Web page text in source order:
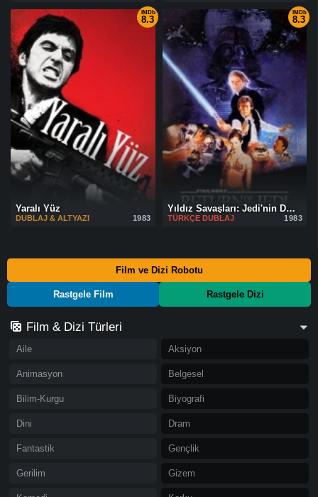
IMDb
8.3
Yaralı Yüz
1983
DUBLAJ & ALTYAZI
IMDb
8.3
Yıldız Savaşları: Jedi'nin Dönüşü
1983
TÜRKÇE DUBLAJ
Film ve Dizi Robotu
Rastgele Film Rastgele Dizi
Film & Dizi Türleri
Aile Aksiyon
Animasyon Belgesel
Bilim-Kurgu Biyografi
Dini Dram
Fantastik Gençlik
Gerilim Gizem